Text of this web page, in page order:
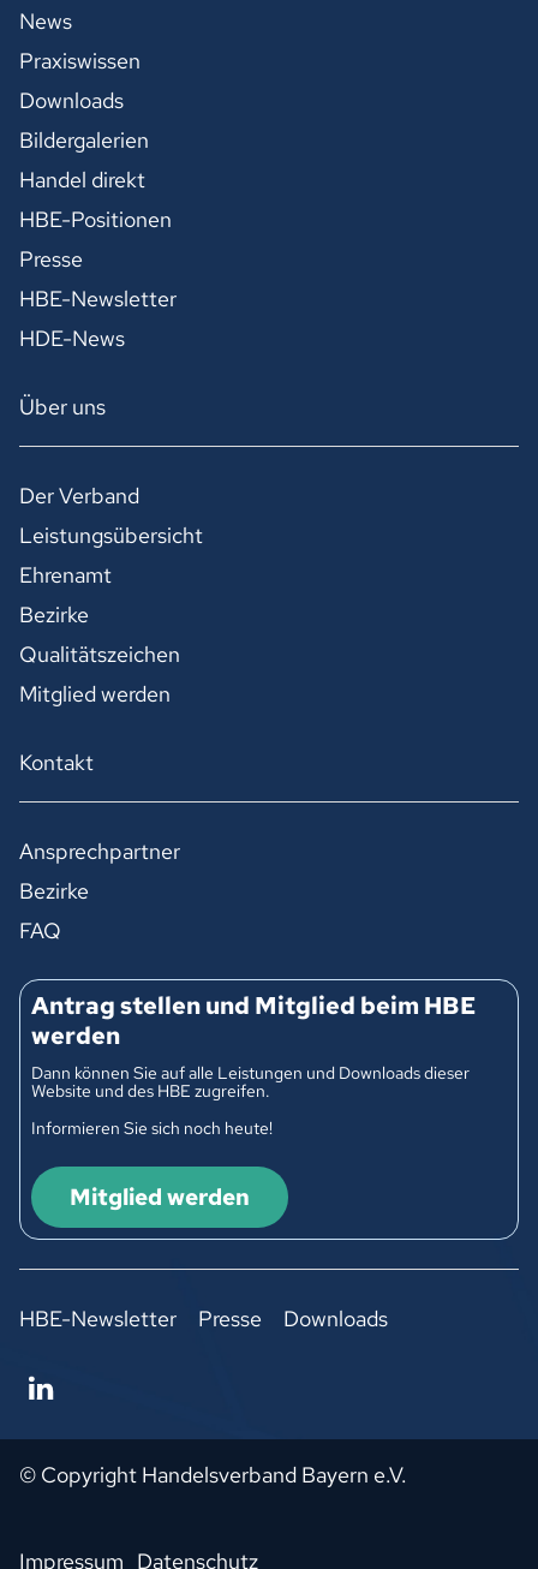
News
Praxiswissen
Downloads
Bildergalerien
Handel direkt
HBE-Positionen
Presse
HBE-Newsletter
HDE-News
Über uns
Der Verband
Leistungsübersicht
Ehrenamt
Bezirke
Qualitätszeichen
Mitglied werden
Kontakt
Ansprechpartner
Bezirke
FAQ
Antrag stellen und Mitglied beim HBE
werden
Dann können Sie auf alle Leistungen und Downloads dieser
Website und des HBE zugreifen.
Informieren Sie sich noch heute!
Mitglied werden
HBE-Newsletter Presse Downloads
© Copyright Handelsverband Bayern e.V.
Impressum Datenschutz